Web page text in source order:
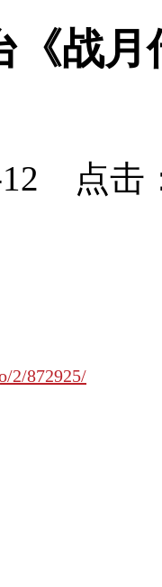
《战
12 点击
2/872925/